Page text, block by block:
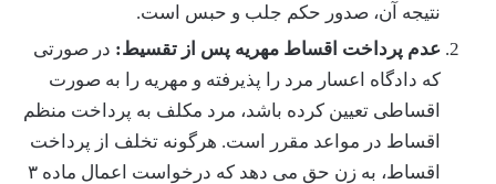
نتیجه آن، صدور حکم جلب و حبس است.
عدم پرداخت اقساط مهریه پس از تقسیط: در صورتی
که دادگاه اعسار مرد را پذیرفته و مهریه را به صورت
اقساطی تعیین کرده باشد، مرد مکلف به پرداخت منظم
اقساط در مواعد مقرر است. هرگونه تخلف از پرداخت
اقساط، به زن حق می دهد که درخواست اعمال ماده ۳